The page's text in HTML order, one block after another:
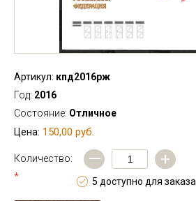
Артикул: кпд2016рж
Год: 2016
Состояние: Отличное
Цена: 150,00 руб.
Количество:
*
— +
5 доступно для заказа